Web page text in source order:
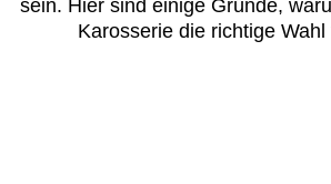
sein. Hier sind einige Gründe,
Karosserie die richtige Wahl